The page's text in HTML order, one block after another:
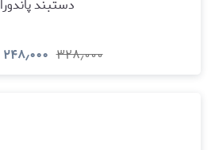
دستبند پاندورا
۳۲۸٫۰۰۰ ۲۴۸٫۰۰۰